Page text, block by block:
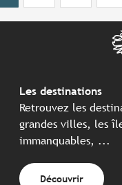
Les destinations
Retrouvez les
grandes villes, les
immanquables, ...
Découvrir